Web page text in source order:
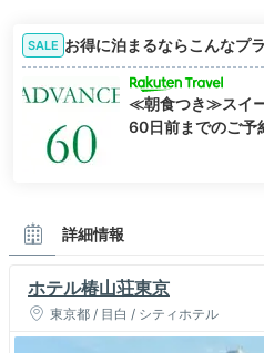
SALE お得に泊まるならこんなプ
≪朝食つき≫スイ
60日前までのご予
詳細情報
ホテル椿山荘東京
東京都 / 目白 / シティホテル